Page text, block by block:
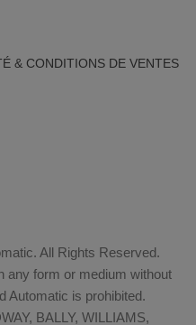
& CONDITIONS DE VENTES
All Rights Reserved.
any form or medium without
Automatic is prohibited.
BALLY, WILLIAMS,